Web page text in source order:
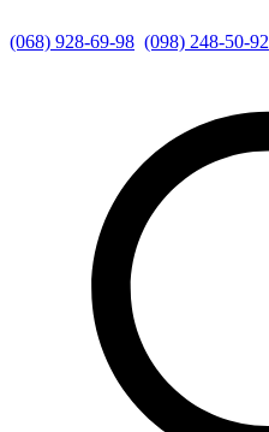
(068) 928-69-98 (098) 248-50-92